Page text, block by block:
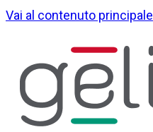
Vai al contenuto principale